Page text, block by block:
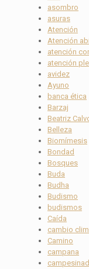
asombro
asuras
Atención
Atención
atención
atención
avidez
Ayuno
banca ética
Barzaj
Beatriz
Belleza
Biomímesis
Bondad
Bosques
Buda
Budha
Budismo
budismos
Caída
cambio
Camino
campana